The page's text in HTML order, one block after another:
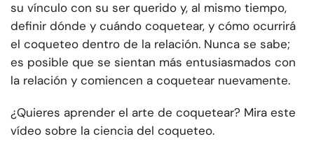
su vínculo con su ser querido y, al mismo tiempo,
definir dónde y cuándo coquetear, y cómo ocurrirá
el coqueteo dentro de la relación. Nunca se sabe;
es posible que se sientan más entusiasmados con
la relación y comiencen a coquetear nuevamente.
¿Quieres aprender el arte de coquetear? Mira este
vídeo sobre la ciencia del coqueteo.